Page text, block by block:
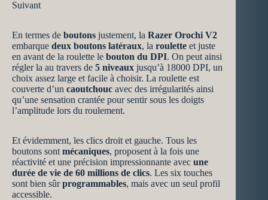
Suivant
En termes de boutons justement, la Razer Orochi V2
embarque deux boutons latéraux, la roulette et juste
en avant de la roulette le bouton du DPI. On peut ainsi
régler la au travers de 5 niveaux jusqu’à 18000 DPI, un
choix assez large et facile à choisir. La roulette est
couverte d’un caoutchouc avec des irrégularités ainsi
qu’une sensation crantée pour sentir sous les doigts
l’amplitude lors du roulement.
Et évidemment, les clics droit et gauche. Tous les
boutons sont mécaniques, proposent à la fois une
réactivité et une précision impressionnante avec une
durée de vie de 60 millions de clics. Les six touches
sont bien sûrprogrammables, mais avec un seul profil
accessible.